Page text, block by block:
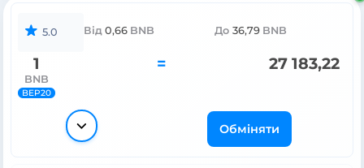
5.0 Від 0,66 BNB До 36,79 BNB
1
BNB
BEP20
= 27 183,22
Обміняти